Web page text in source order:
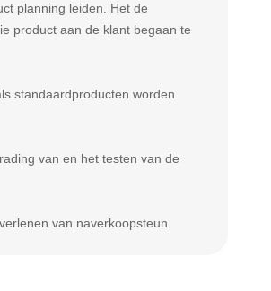
planning leiden. Het de
product aan de klant begaan te
standaardproducten worden
van en het testen van de
van naverkoopsteun.